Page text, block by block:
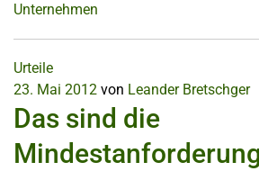
Unternehmen
Urteile
23. Mai 2012 von Leander Bretschger
Das sind die